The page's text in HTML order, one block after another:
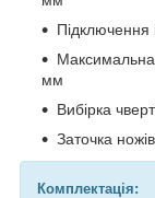
Підключення
Максимальна
мм
Вибірка
Заточка
Комплектація: